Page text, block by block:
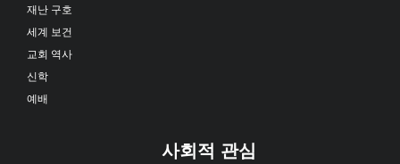
재난 구호
세계 보건
교회 역사
신학
예배
사회적 관심